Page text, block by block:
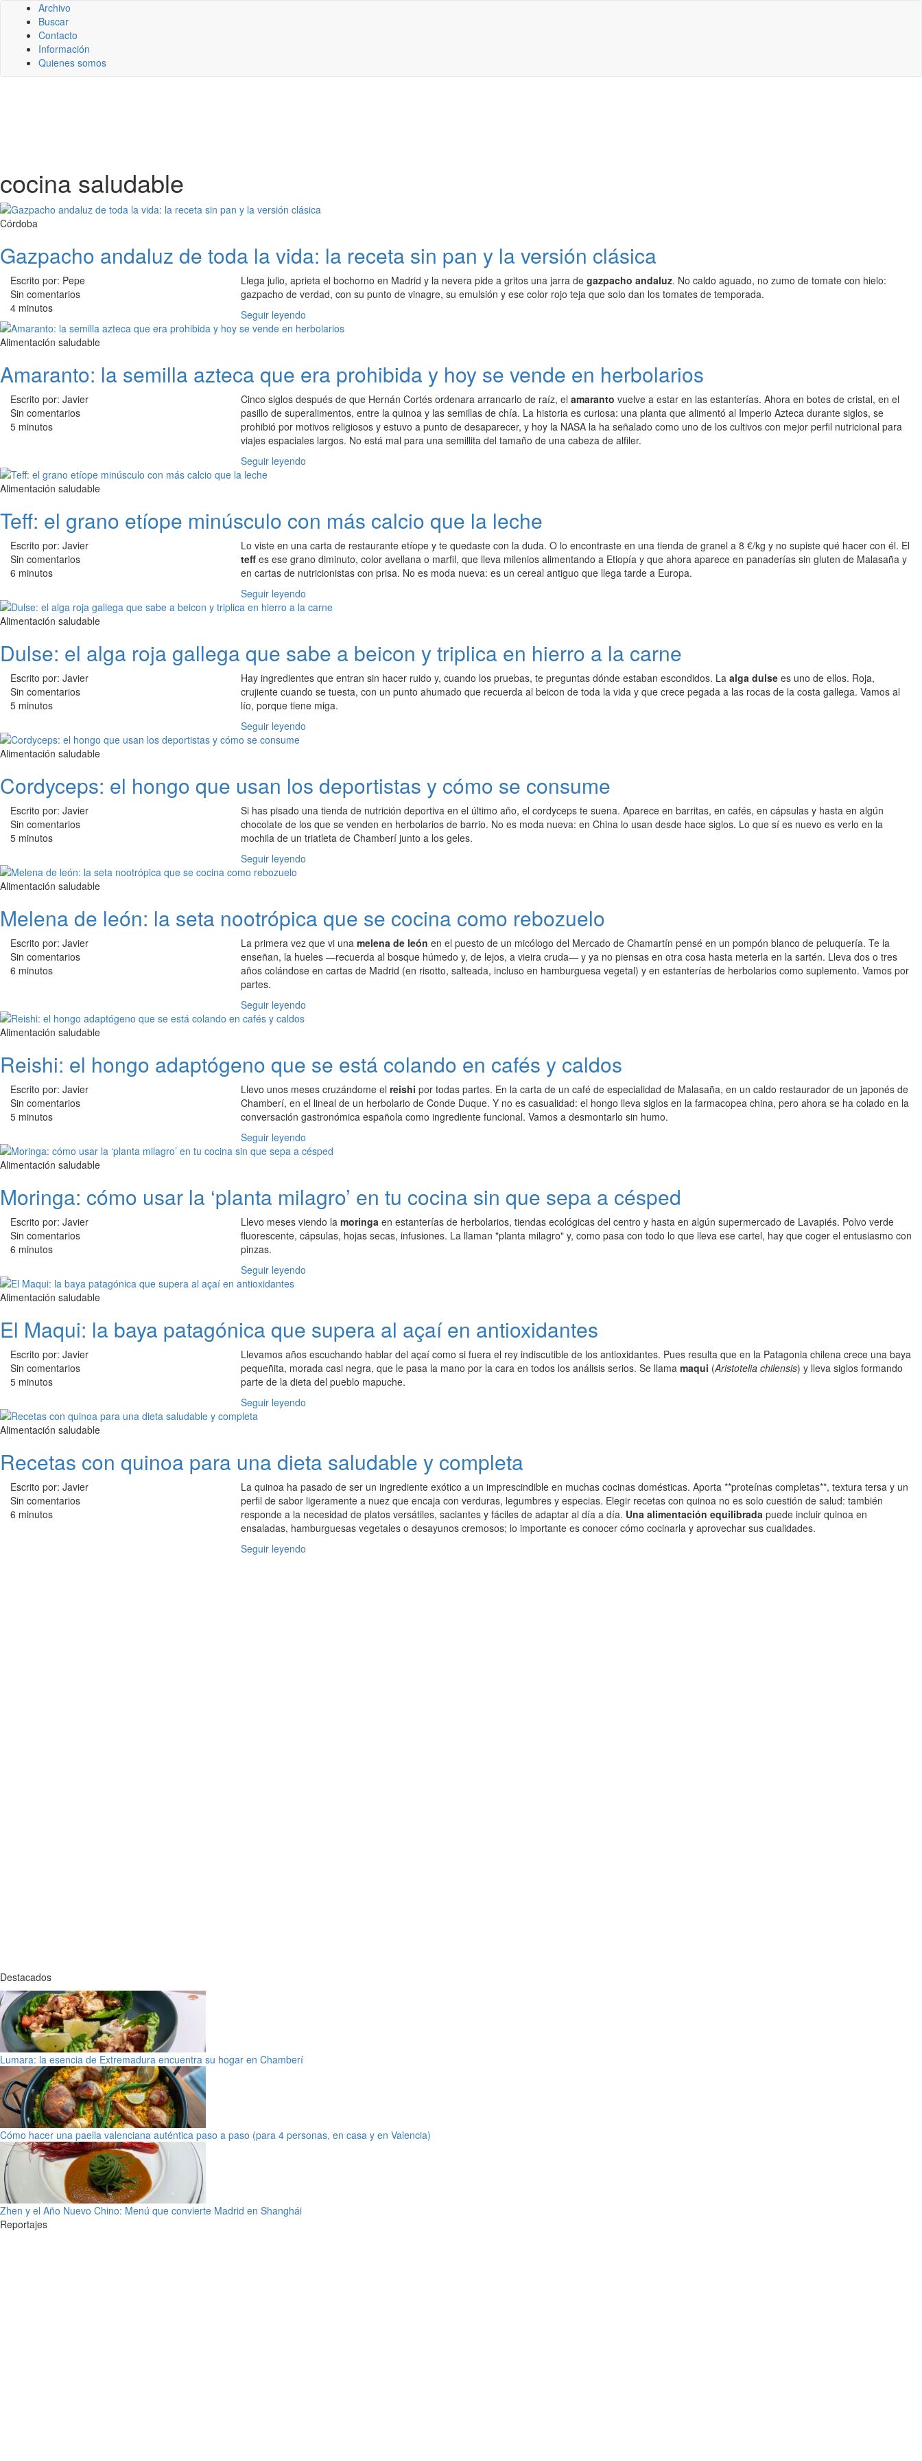
Archivo
Buscar
Contacto
Información
Quienes somos
cocina saludable
Córdoba
Gazpacho andaluz de toda la vida: la receta sin pan y la versión clásica
Escrito por: Pepe
Sin comentarios
4 minutos
Llega julio, aprieta el bochorno en Madrid y la nevera pide a gritos una jarra de gazpacho andaluz. No caldo aguado, no zumo de tomate con hielo:
gazpacho de verdad, con su punto de vinagre, su emulsión y ese color rojo teja que solo dan los tomates de temporada.
Seguir leyendo
Alimentación saludable
Amaranto: la semilla azteca que era prohibida y hoy se vende en herbolarios
Escrito por: Javier
Sin comentarios
5 minutos
Cinco siglos después de que Hernán Cortés ordenara arrancarlo de raíz, el amaranto vuelve a estar en las estanterías. Ahora en botes de cristal, en el
pasillo de superalimentos, entre la quinoa y las semillas de chía. La historia es curiosa: una planta que alimentó al Imperio Azteca durante siglos, se
prohibió por motivos religiosos y estuvo a punto de desaparecer, y hoy la NASA la ha señalado como uno de los cultivos con mejor perfil nutricional para
viajes espaciales largos. No está mal para una semillita del tamaño de una cabeza de alfiler.
Seguir leyendo
Alimentación saludable
Teff: el grano etíope minúsculo con más calcio que la leche
Escrito por: Javier
Sin comentarios
6 minutos
Lo viste en una carta de restaurante etíope y te quedaste con la duda. O lo encontraste en una tienda de granel a 8 €/kg y no supiste qué hacer con él. El
teff es ese grano diminuto, color avellana o marfil, que lleva milenios alimentando a Etiopía y que ahora aparece en panaderías sin gluten de Malasaña y
en cartas de nutricionistas con prisa. No es moda nueva: es un cereal antiguo que llega tarde a Europa.
Seguir leyendo
Alimentación saludable
Dulse: el alga roja gallega que sabe a beicon y triplica en hierro a la carne
Escrito por: Javier
Sin comentarios
5 minutos
Hay ingredientes que entran sin hacer ruido y, cuando los pruebas, te preguntas dónde estaban escondidos. La alga dulse es uno de ellos. Roja,
crujiente cuando se tuesta, con un punto ahumado que recuerda al beicon de toda la vida y que crece pegada a las rocas de la costa gallega. Vamos al
lío, porque tiene miga.
Seguir leyendo
Alimentación saludable
Cordyceps: el hongo que usan los deportistas y cómo se consume
Escrito por: Javier
Sin comentarios
5 minutos
Si has pisado una tienda de nutrición deportiva en el último año, el cordyceps te suena. Aparece en barritas, en cafés, en cápsulas y hasta en algún
chocolate de los que se venden en herbolarios de barrio. No es moda nueva: en China lo usan desde hace siglos. Lo que sí es nuevo es verlo en la
mochila de un triatleta de Chamberí junto a los geles.
Seguir leyendo
Alimentación saludable
Melena de león: la seta nootrópica que se cocina como rebozuelo
Escrito por: Javier
Sin comentarios
6 minutos
La primera vez que vi una melena de león en el puesto de un micólogo del Mercado de Chamartín pensé en un pompón blanco de peluquería. Te la
enseñan, la hueles —recuerda al bosque húmedo y, de lejos, a vieira cruda— y ya no piensas en otra cosa hasta meterla en la sartén. Lleva dos o tres
años colándose en cartas de Madrid (en risotto, salteada, incluso en hamburguesa vegetal) y en estanterías de herbolarios como suplemento. Vamos por
partes.
Seguir leyendo
Alimentación saludable
Reishi: el hongo adaptógeno que se está colando en cafés y caldos
Escrito por: Javier
Sin comentarios
5 minutos
Llevo unos meses cruzándome el reishi por todas partes. En la carta de un café de especialidad de Malasaña, en un caldo restaurador de un japonés de
Chamberí, en el lineal de un herbolario de Conde Duque. Y no es casualidad: el hongo lleva siglos en la farmacopea china, pero ahora se ha colado en la
conversación gastronómica española como ingrediente funcional. Vamos a desmontarlo sin humo.
Seguir leyendo
Alimentación saludable
Moringa: cómo usar la ‘planta milagro’ en tu cocina sin que sepa a césped
Escrito por: Javier
Sin comentarios
6 minutos
Llevo meses viendo la moringa en estanterías de herbolarios, tiendas ecológicas del centro y hasta en algún supermercado de Lavapiés. Polvo verde
fluorescente, cápsulas, hojas secas, infusiones. La llaman "planta milagro" y, como pasa con todo lo que lleva ese cartel, hay que coger el entusiasmo con
pinzas.
Seguir leyendo
Alimentación saludable
El Maqui: la baya patagónica que supera al açaí en antioxidantes
Escrito por: Javier
Sin comentarios
5 minutos
Llevamos años escuchando hablar del açaí como si fuera el rey indiscutible de los antioxidantes. Pues resulta que en la Patagonia chilena crece una baya
pequeñita, morada casi negra, que le pasa la mano por la cara en todos los análisis serios. Se llama maqui (Aristotelia chilensis) y lleva siglos formando
parte de la dieta del pueblo mapuche.
Seguir leyendo
Alimentación saludable
Recetas con quinoa para una dieta saludable y completa
Escrito por: Javier
Sin comentarios
6 minutos
La quinoa ha pasado de ser un ingrediente exótico a un imprescindible en muchas cocinas domésticas. Aporta **proteínas completas**, textura tersa y un
perfil de sabor ligeramente a nuez que encaja con verduras, legumbres y especias. Elegir recetas con quinoa no es solo cuestión de salud: también
responde a la necesidad de platos versátiles, saciantes y fáciles de adaptar al día a día. Una alimentación equilibrada puede incluir quinoa en
ensaladas, hamburguesas vegetales o desayunos cremosos; lo importante es conocer cómo cocinarla y aprovechar sus cualidades.
Seguir leyendo
Destacados
Lumara: la esencia de Extremadura encuentra su hogar en Chamberí
Cómo hacer una paella valenciana auténtica paso a paso (para 4 personas, en casa y en Valencia)
Zhen y el Año Nuevo Chino: Menú que convierte Madrid en Shanghái
Reportajes